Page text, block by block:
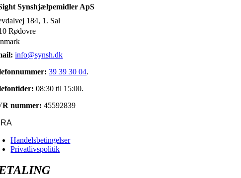
Synshjælpemidler ApS
184, 1. Sal
Rødovre
info@synsh.dk
39 39 30 04.
08:30 til 15:00.
nummer: 45592839
Handelsbetingelser
Privatlivspolitik